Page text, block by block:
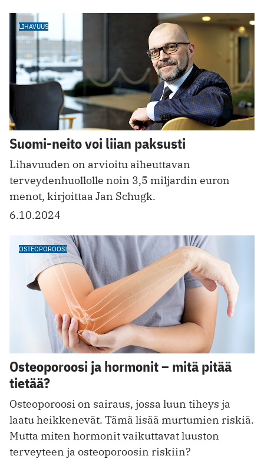
LIHAVUUS
Suomi-neito voi liian paksusti
Lihavuuden on arvioitu aiheuttavan
terveydenhuollolle noin 3,5 miljardin euron
menot, kirjoittaa Jan Schugk.
6.10.2024
OSTEOPOROOSI
Osteoporoosi ja hormonit – mitä pitää
tietää?
Osteoporoosi on sairaus, jossa luun tiheys ja
laatu heikkenevät. Tämä lisää murtumien riskiä.
Mutta miten hormonit vaikuttavat luuston
terveyteen ja osteoporoosin riskiin?